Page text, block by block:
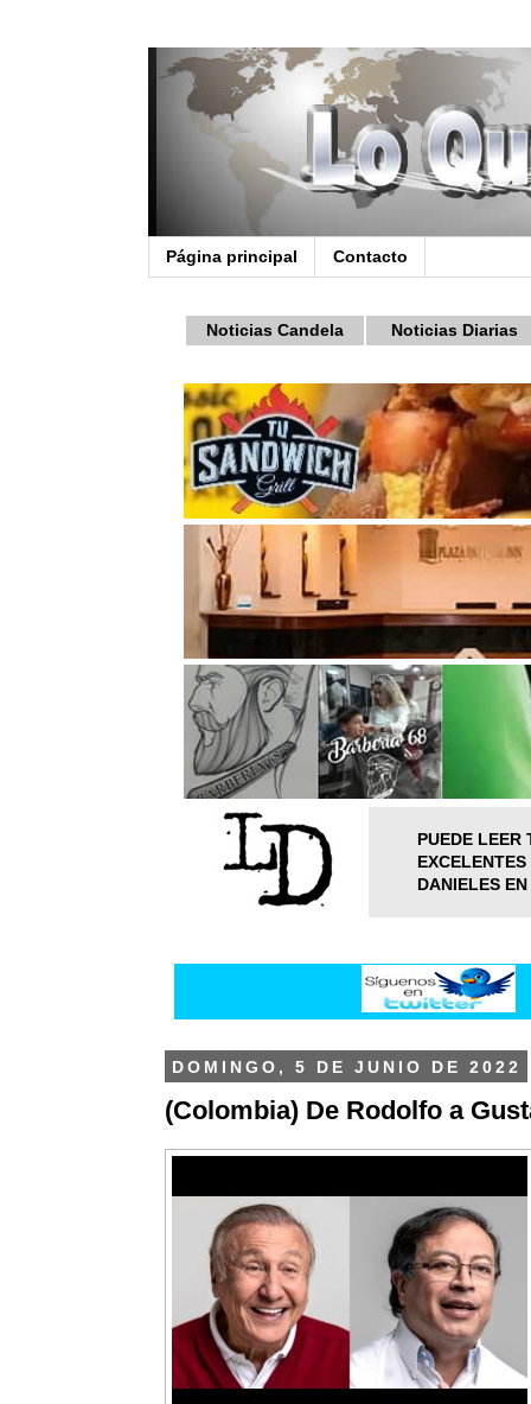
Página principal Contacto
Noticias Candela Noticias Diarias
PUEDE LEER
DANIELES
DOMINGO, 5 DE JUNIO DE 2022
(Colombia) De Rodolfo a